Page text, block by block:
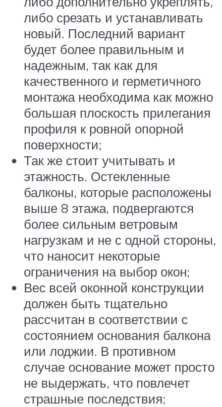
либо срезать и устанавливать
новый. Последний вариант
будет более правильным и
надежным, так как для
качественного и герметичного
монтажа необходима как можно
большая плоскость прилегания
профиля к ровной опорной
поверхности;
Так же стоит учитывать и
этажность. Остекленные
балконы, которые расположены
выше 8 этажа, подвергаются
более сильным ветровым
нагрузкам и не с одной стороны,
что наносит некоторые
ограничения на выбор окон;
Вес всей оконной конструкции
должен быть тщательно
рассчитан в соответствии с
состоянием основания балкона
или лоджии. В противном
случае основание может просто
не выдержать, что повлечет
страшные последствия;